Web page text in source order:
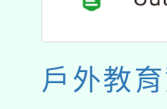
戶外教